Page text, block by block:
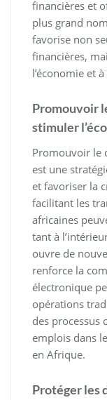
financières et
plus grand
favorise non
financières,
l’économie et
Promouvoir
stimuler
Promouvoir le
est une
et favoriser la
facilitant les
africaines
tant à
ouvre de
renforce la
électronique
opérations
des processus
emplois dans
en Afrique.
Protéger les